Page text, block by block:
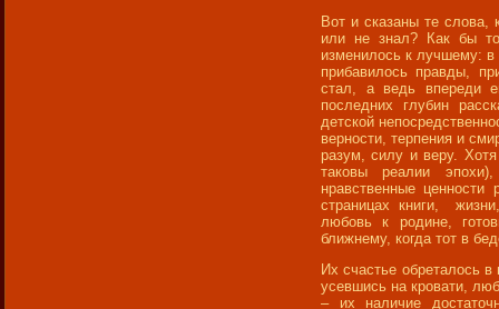
Вот и сказаны те слова,
или не знал? Как бы
изменилось к лучшему: в
прибавилось правды,
стал, а ведь впереди
последних глубин
детской
верности, терпения и
разум, силу и веру.
таковы реалии
нравственные
страницах книги,
любовь к родине,
ближнему, когда тот в
Их счастье обреталось
усевшись на кровати,
– их наличие